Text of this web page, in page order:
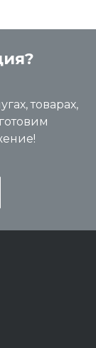
товарах,